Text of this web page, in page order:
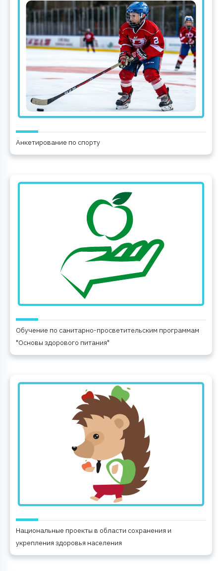
Анкетирование по спорту
Обучение по санитарно-просветительским программам
"Основы здорового питания"
Национальные проекты в области сохранения и
укрепления здоровья населения